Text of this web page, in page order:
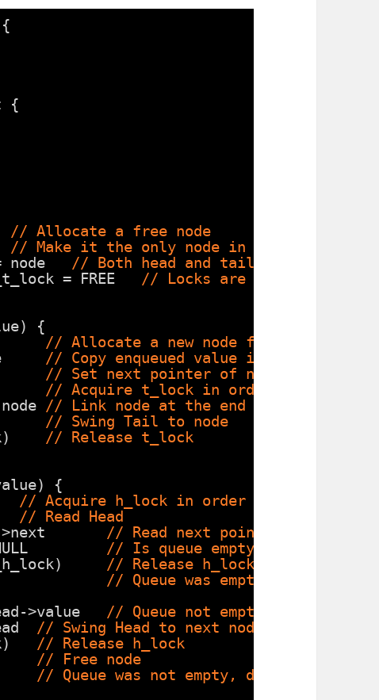
{
{
// Allocate a free node
// Make it the only node in the linked
node // Both head and tail point to it
= FREE // Locks are initially free
{
// Allocate a new node from the free
// Copy enqueued value into node
// Set next pointer of node to NULL
// Acquire t_lock in order to access
// Link node at the end of the queue
// Swing Tail to node
// Release t_lock
{
// Acquire h_lock in order to access Head
// Read Head
>next // Read next pointer
NULL // Is queue empty?
// Release h_lock before return
// Queue was empty
>value // Queue not empty, read value
// Swing Head to next node
// Release h_lock
// Free node
// Queue was not empty, dequeue